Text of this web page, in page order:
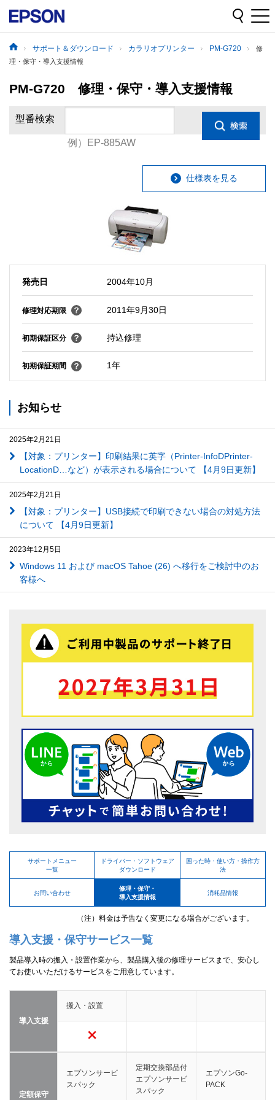
サポート＆ダウンロード カラリオプリンター PM-G720
修
理・保守・導入支援情報
PM-G720 修理・保守・導入支援情報
型番検索
例）EP-885AW
仕様表を見る
発売日 2004年10月
修理対応期限 2011年9月30日
初期保証区分 持込修理
初期保証期間 1年
お知らせ
2025年2月21日
【対象：プリンター】印刷結果に英字（Printer-InfoDPrinter-
LocationD…など）が表示される場合について 【4月9日更新】
2025年2月21日
【対象：プリンター】USB接続で印刷できない場合の対処方法
について 【4月9日更新】
2023年12月5日
Windows 11 および macOS Tahoe (26) へ移行をご検討中のお
客様へ
サポートメニュー
一覧
ドライバー・ソフトウェア
ダウンロード
困った時・使い方・操作方
法
お問い合わせ
修理・保守・
導入支援情報
消耗品情報
（注）料金は予告なく変更になる場合がございます。
導入支援・保守サービス一覧
製品導入時の搬入・設置作業から、製品購入後の修理サービスまで、安心し
てお使いいただけるサービスをご用意しています。
導入支援
搬入・設置
定額保守
エプソンサービ
スパック
定期交換部品付
エプソンサービ
スパック
エプソンGo-
PACK